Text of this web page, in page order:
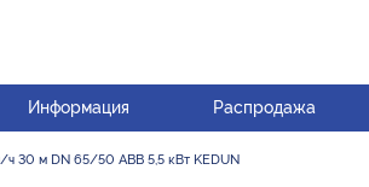
Информация Распродажа
30 м DN 65/50 ABB 5,5 кВт KEDUN